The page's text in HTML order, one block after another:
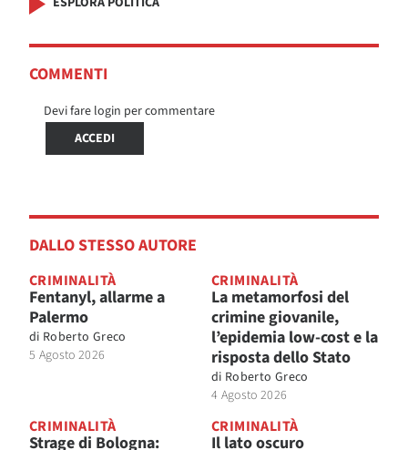
COMMENTI
Devi fare login per commentare
ACCEDI
DALLO STESSO AUTORE
CRIMINALITÀ
Fentanyl, allarme a
Palermo
di Roberto Greco
5 Agosto 2026
CRIMINALITÀ
La metamorfosi del
crimine giovanile,
l’epidemia low-cost e la
risposta dello Stato
di Roberto Greco
4 Agosto 2026
CRIMINALITÀ
Strage di Bologna:
CRIMINALITÀ
Il lato oscuro